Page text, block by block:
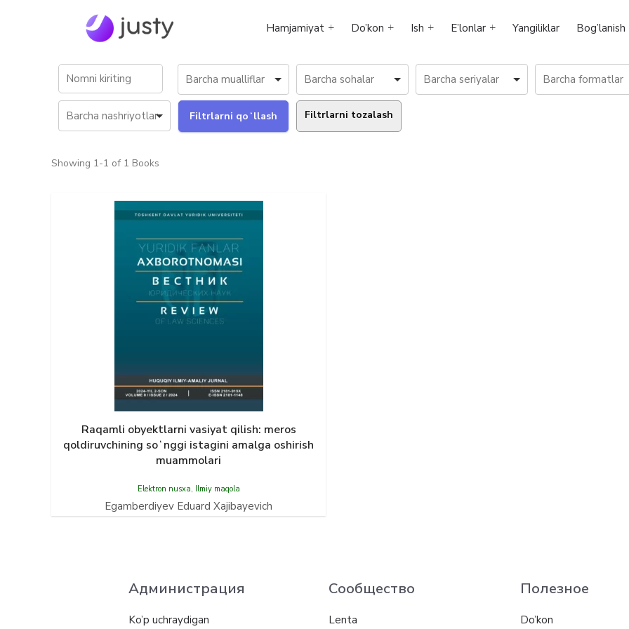
Hamjamiyat Do’kon Ish E’lonlar Yangiliklar Bog’lanish
Filtrlarni tozalash
Showing 1-1 of 1 Books
Raqamli obyektlarni vasiyat qilish: meros
qoldiruvchining soʻnggi istagini amalga oshirish
muammolari
Elektron nusxa, Ilmiy maqola
Egamberdiyev Eduard Xajibayevich
Администрация
Ko’p uchraydigan
Сообщество
Lenta
Полезное
Do’kon